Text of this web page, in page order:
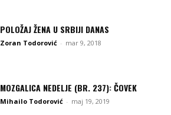
POLOŽAJ ŽENA U SRBIJI DANAS
Zoran Todorović - mar 9, 2018
MOZGALICA NEDELJE (BR. 237): ČOVEK
Mihailo Todorović - maj 19, 2019